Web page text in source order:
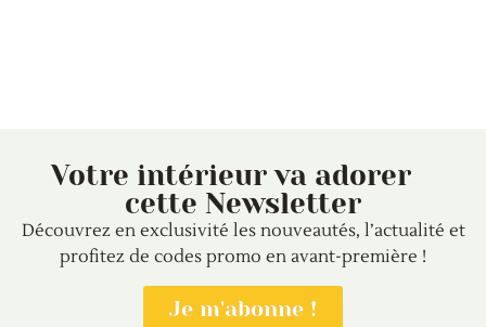
Votre intérieur va adorer
cette Newsletter
Découvrez en exclusivité les nouveautés, l’actualité et
profitez de codes promo en avant-première !
Je m'abonne !